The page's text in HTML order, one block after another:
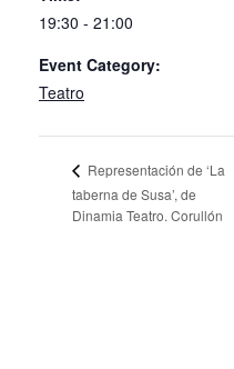
19:30 - 21:00
Event Category:
Teatro
Representación de ‘La
taberna de Susa’, de
Dinamia Teatro. Corullón